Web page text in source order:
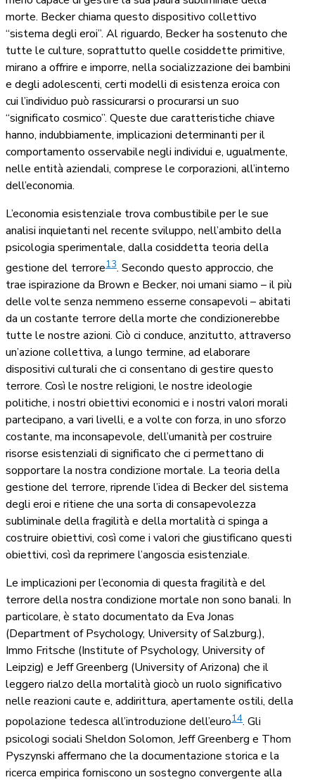
morte. Becker chiama questo dispositivo collettivo
“sistema degli eroi”. Al riguardo, Becker ha sostenuto che
tutte le culture, soprattutto quelle cosiddette primitive,
mirano a offrire e imporre, nella socializzazione dei bambini
e degli adolescenti, certi modelli di esistenza eroica con
cui l’individuo può rassicurarsi o procurarsi un suo
“significato cosmico”. Queste due caratteristiche chiave
hanno, indubbiamente, implicazioni determinanti per il
comportamento osservabile negli individui e, ugualmente,
nelle entità aziendali, comprese le corporazioni, all’interno
dell’economia.
L’economia esistenziale trova combustibile per le sue
analisi inquietanti nel recente sviluppo, nell’ambito della
psicologia sperimentale, dalla cosiddetta teoria della
gestione del terrore13. Secondo questo approccio, che
trae ispirazione da Brown e Becker, noi umani siamo – il più
delle volte senza nemmeno esserne consapevoli – abitati
da un costante terrore della morte che condizionerebbe
tutte le nostre azioni. Ciò ci conduce, anzitutto, attraverso
un’azione collettiva, a lungo termine, ad elaborare
dispositivi culturali che ci consentano di gestire questo
terrore. Così le nostre religioni, le nostre ideologie
politiche, i nostri obiettivi economici e i nostri valori morali
partecipano, a vari livelli, e a volte con forza, in uno sforzo
costante, ma inconsapevole, dell’umanità per costruire
risorse esistenziali di significato che ci permettano di
sopportare la nostra condizione mortale. La teoria della
gestione del terrore, riprende l’idea di Becker del sistema
degli eroi e ritiene che una sorta di consapevolezza
subliminale della fragilità e della mortalità ci spinga a
costruire obiettivi, così come i valori che giustificano questi
obiettivi, così da reprimere l’angoscia esistenziale.
Le implicazioni per l’economia di questa fragilità e del
terrore della nostra condizione mortale non sono banali. In
particolare, è stato documentato da Eva Jonas
(Department of Psychology, University of Salzburg.),
Immo Fritsche (Institute of Psychology, University of
Leipzig) e Jeff Greenberg (University of Arizona) che il
leggero rialzo della mortalità giocò un ruolo significativo
nelle reazioni caute e, addirittura, apertamente ostili, della
popolazione tedesca all’introduzione dell’euro14. Gli
psicologi sociali Sheldon Solomon, Jeff Greenberg e Thom
Pyszynski affermano che la documentazione storica e la
ricerca empirica forniscono un sostegno convergente alla